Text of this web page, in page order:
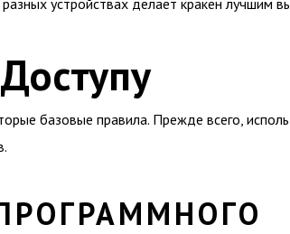
устройствах делает кракен лучшим
базовые правила. Прежде всего,